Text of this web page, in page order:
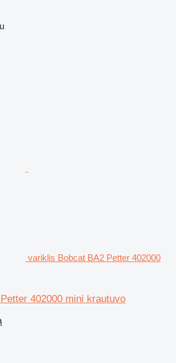
variklis Bobcat BA2 Petter 402000
402000 mini krautuvo